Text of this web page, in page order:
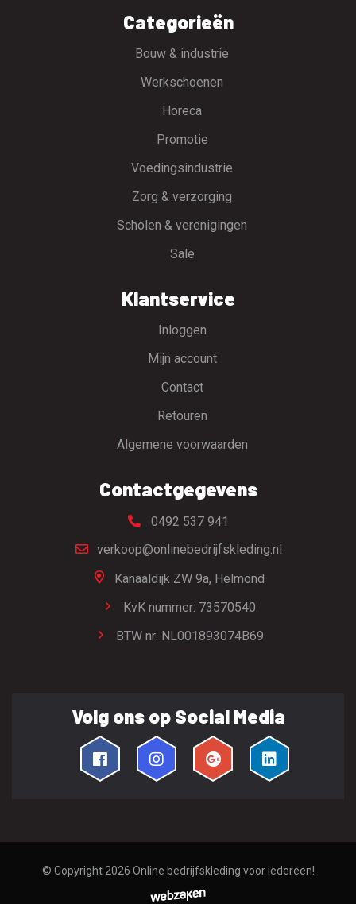
Categorieën
Bouw & industrie
Werkschoenen
Horeca
Promotie
Voedingsindustrie
Zorg & verzorging
Scholen & verenigingen
Sale
Klantservice
Inloggen
Mijn account
Contact
Retouren
Algemene voorwaarden
Contactgegevens
0492 537 941
verkoop@onlinebedrijfskleding.nl
Kanaaldijk ZW 9a, Helmond
KvK nummer: 73570540
BTW nr: NL001893074B69
Volg ons op Social Media
© Copyright 2026 Online bedrijfskleding voor iedereen!